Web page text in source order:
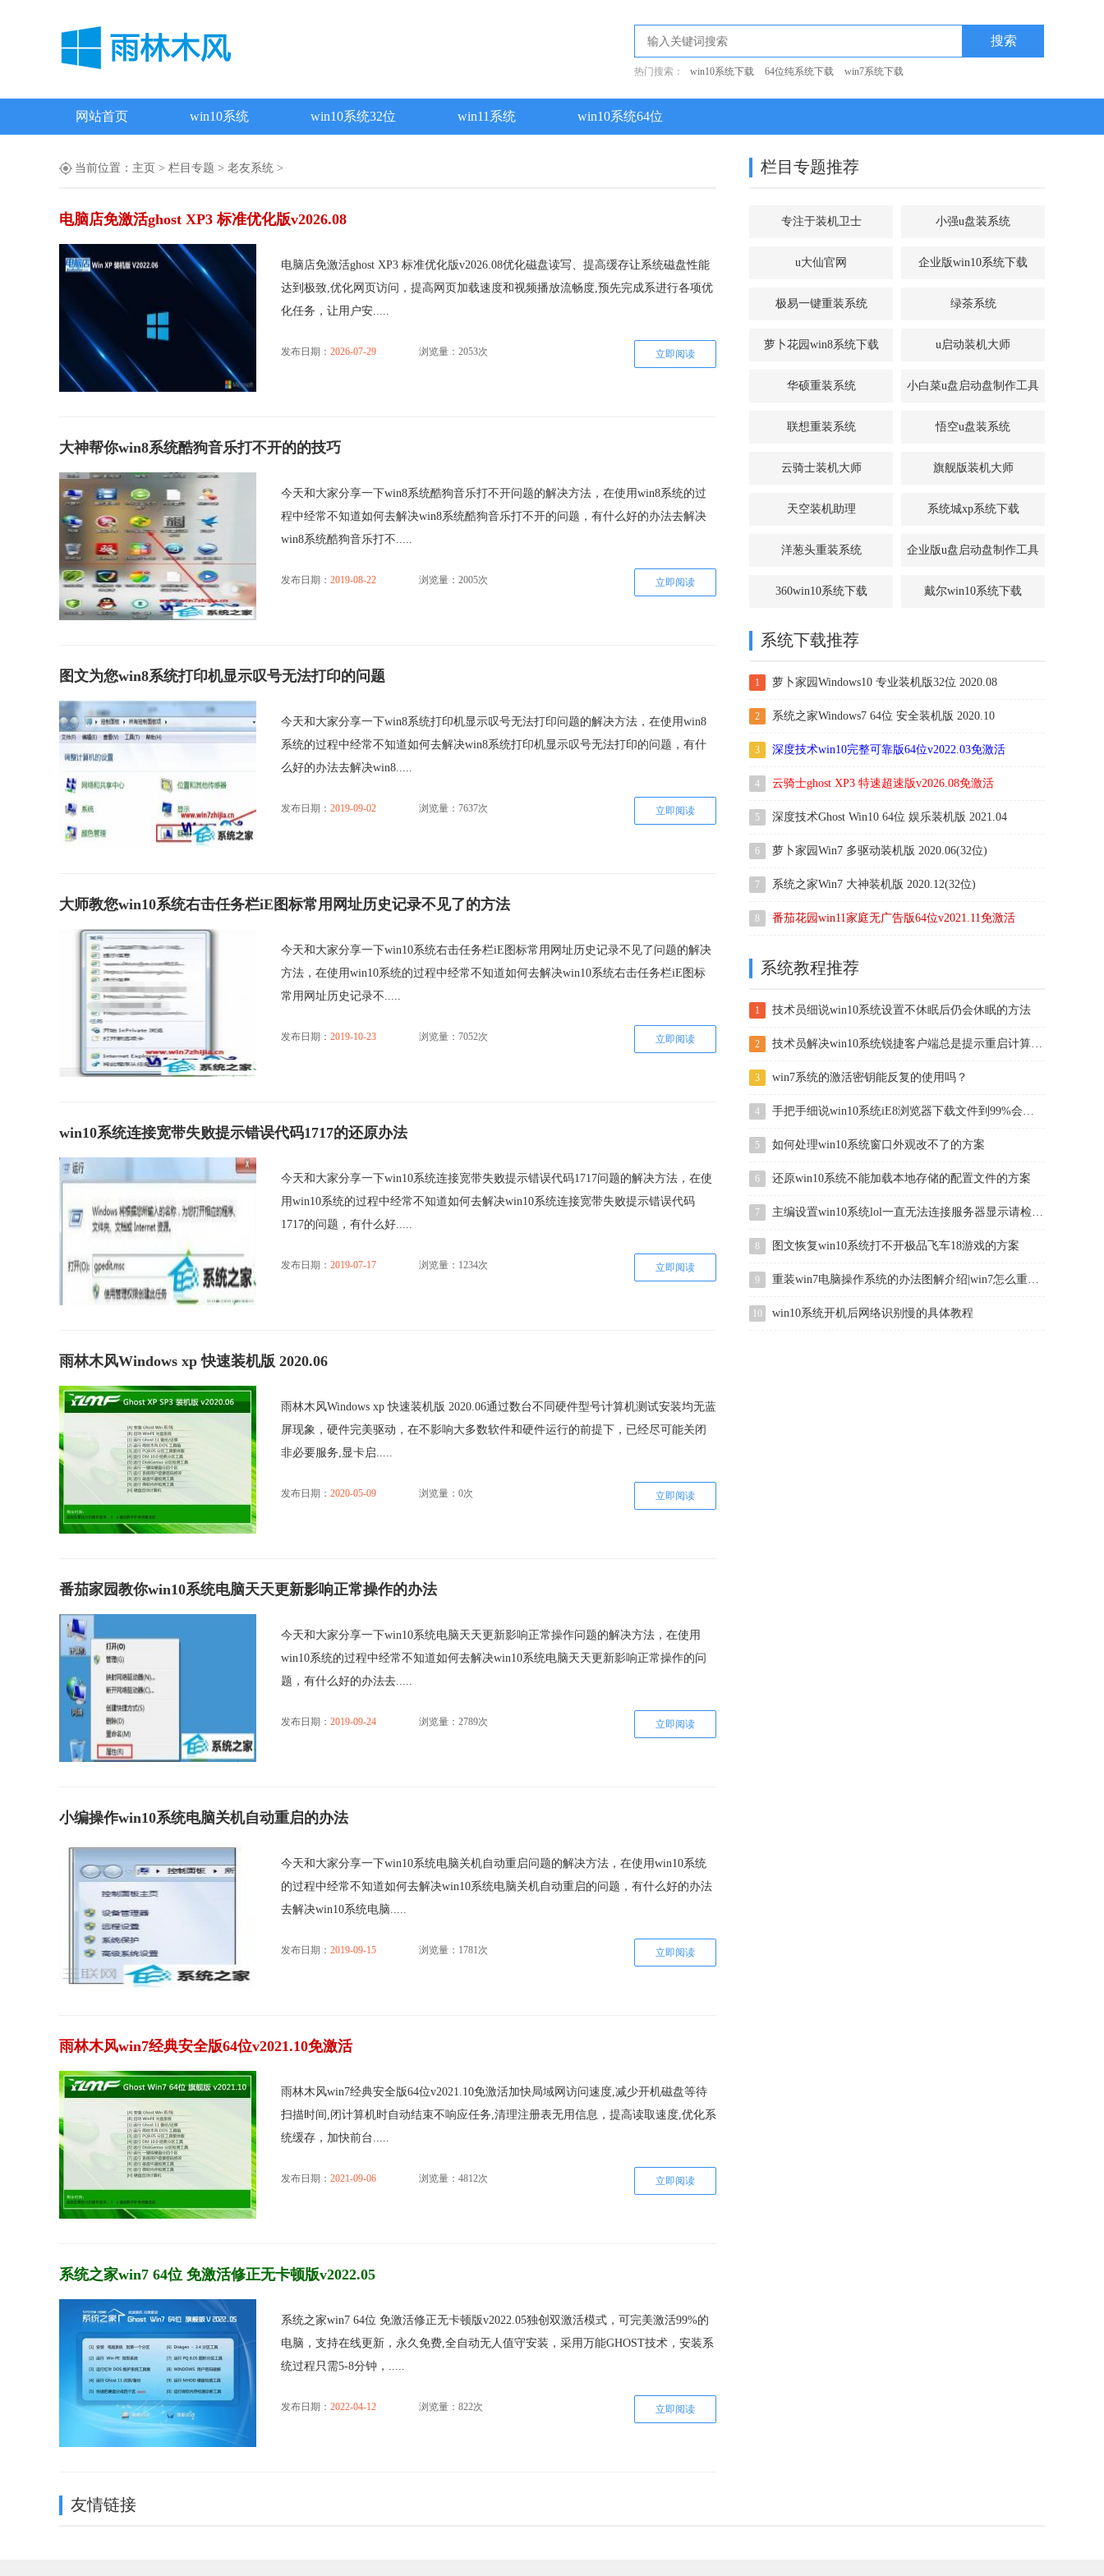
热门搜索： win10系统下载 64位纯系统下载 win7系统下载
网站首页 win10系统 win10系统32位 win11系统 win10系统64位
当前位置： 主页 > 栏目专题 > 老友系统 >
电脑店免激活ghost XP3 标准优化版v2026.08
电脑店免激活ghost XP3 标准优化版v2026.08优化磁盘读写、提高缓存让系统磁盘性能
达到极致,优化网页访问，提高网页加载速度和视频播放流畅度,预先完成系进行各项优
化任务，让用户安.....
发布日期： 2026-07-29 浏览量：2053次 立即阅读
大神帮你win8系统酷狗音乐打不开的的技巧
今天和大家分享一下win8系统酷狗音乐打不开问题的解决方法，在使用win8系统的过
程中经常不知道如何去解决win8系统酷狗音乐打不开的问题，有什么好的办法去解决
win8系统酷狗音乐打不.....
发布日期： 2019-08-22 浏览量：2005次 立即阅读
图文为您win8系统打印机显示叹号无法打印的问题
今天和大家分享一下win8系统打印机显示叹号无法打印问题的解决方法，在使用win8
系统的过程中经常不知道如何去解决win8系统打印机显示叹号无法打印的问题，有什
么好的办法去解决win8.....
发布日期： 2019-09-02 浏览量：7637次 立即阅读
大师教您win10系统右击任务栏iE图标常用网址历史记录不见了的方法
今天和大家分享一下win10系统右击任务栏iE图标常用网址历史记录不见了问题的解决
方法，在使用win10系统的过程中经常不知道如何去解决win10系统右击任务栏iE图标
常用网址历史记录不.....
发布日期： 2019-10-23 浏览量：7052次 立即阅读
win10系统连接宽带失败提示错误代码1717的还原办法
今天和大家分享一下win10系统连接宽带失败提示错误代码1717问题的解决方法，在使
用win10系统的过程中经常不知道如何去解决win10系统连接宽带失败提示错误代码
1717的问题，有什么好.....
发布日期： 2019-07-17 浏览量：1234次 立即阅读
雨林木风Windows xp 快速装机版 2020.06
雨林木风Windows xp 快速装机版 2020.06通过数台不同硬件型号计算机测试安装均无蓝
屏现象，硬件完美驱动，在不影响大多数软件和硬件运行的前提下，已经尽可能关闭
非必要服务,显卡启.....
发布日期： 2020-05-09 浏览量：0次 立即阅读
番茄家园教你win10系统电脑天天更新影响正常操作的办法
今天和大家分享一下win10系统电脑天天更新影响正常操作问题的解决方法，在使用
win10系统的过程中经常不知道如何去解决win10系统电脑天天更新影响正常操作的问
题，有什么好的办法去.....
发布日期： 2019-09-24 浏览量：2789次 立即阅读
小编操作win10系统电脑关机自动重启的办法
今天和大家分享一下win10系统电脑关机自动重启问题的解决方法，在使用win10系统
的过程中经常不知道如何去解决win10系统电脑关机自动重启的问题，有什么好的办法
去解决win10系统电脑.....
发布日期： 2019-09-15 浏览量：1781次 立即阅读
雨林木风win7经典安全版64位v2021.10免激活
雨林木风win7经典安全版64位v2021.10免激活加快局域网访问速度,减少开机磁盘等待
扫描时间,闭计算机时自动结束不响应任务,清理注册表无用信息，提高读取速度,优化系
统缓存，加快前台.....
发布日期： 2021-09-06 浏览量：4812次 立即阅读
系统之家win7 64位 免激活修正无卡顿版v2022.05
系统之家win7 64位 免激活修正无卡顿版v2022.05独创双激活模式，可完美激活99%的
电脑，支持在线更新，永久免费,全自动无人值守安装，采用万能GHOST技术，安装系
统过程只需5-8分钟，.....
发布日期： 2022-04-12 浏览量：822次 立即阅读
栏目专题推荐
专注于装机卫士 小强u盘装系统
u大仙官网 企业版win10系统下载
极易一键重装系统 绿茶系统
萝卜花园win8系统下载 u启动装机大师
华硕重装系统 小白菜u盘启动盘制作工具
联想重装系统 悟空u盘装系统
云骑士装机大师 旗舰版装机大师
天空装机助理 系统城xp系统下载
洋葱头重装系统 企业版u盘启动盘制作工具
360win10系统下载 戴尔win10系统下载
系统下载推荐
1 萝卜家园Windows10 专业装机版32位 2020.08
2 系统之家Windows7 64位 安全装机版 2020.10
3 深度技术win10完整可靠版64位v2022.03免激活
4 云骑士ghost XP3 特速超速版v2026.08免激活
5 深度技术Ghost Win10 64位 娱乐装机版 2021.04
6 萝卜家园Win7 多驱动装机版 2020.06(32位)
7 系统之家Win7 大神装机版 2020.12(32位)
8 番茄花园win11家庭无广告版64位v2021.11免激活
系统教程推荐
1 技术员细说win10系统设置不休眠后仍会休眠的方法
2 技术员解决win10系统锐捷客户端总是提示重启计算机后才能使用的
3 win7系统的激活密钥能反复的使用吗？
4 手把手细说win10系统iE8浏览器下载文件到99%会自动停止的办法
5 如何处理win10系统窗口外观改不了的方案
6 还原win10系统不能加载本地存储的配置文件的方案
7 主编设置win10系统lol一直无法连接服务器显示请检查网络连接的方案
8 图文恢复win10系统打不开极品飞车18游戏的方案
9 重装win7电脑操作系统的办法图解介绍|win7怎么重装的办法介绍
10 win10系统开机后网络识别慢的具体教程
友情链接